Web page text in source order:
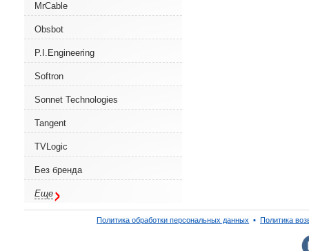
MrCable
Obsbot
P.I.Engineering
Softron
Sonnet Technologies
Tangent
TVLogic
Без бренда
Еще
Политика обработки персональных данных ▪ Политика